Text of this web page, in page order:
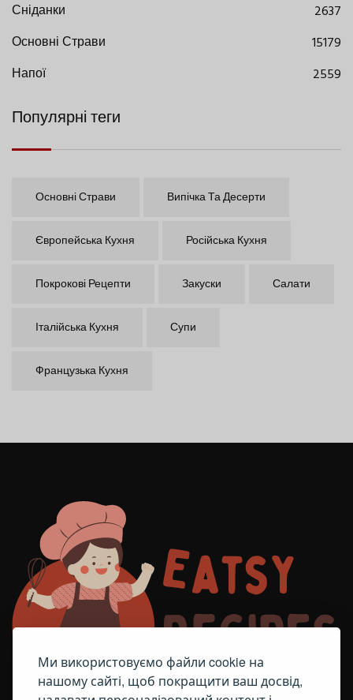
Ми використовуємо файли cookie на
нашому сайті, щоб покращити ваш досвід,
Сніданки
2637
Основні Страви
15179
Напої
2559
Популярні теги
Основні Страви Випічка Та Десерти
Європейська Кухня Російська Кухня
Покрокові Рецепти Закуски Салати
Італійська Кухня Супи
Французька Кухня